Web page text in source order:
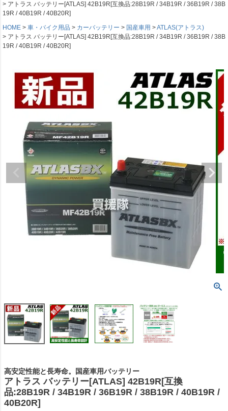
アトラス バッテリー[ATLAS] 42B19R[互換品:28B19R / 34B19R / 36B19R / 38B
19R / 40B19R / 40B20R]
HOME
車・バイク用品 カーバッテリー 国産車用
ATLAS(アトラス)
アトラス バッテリー[ATLAS] 42B19R[互換品:28B19R / 34B19R / 36B19R / 38B
19R / 40B19R / 40B20R]
高安定性能と長寿命。国産車用バッテリー
アトラス バッテリー[ATLAS] 42B19R[互換
品:28B19R / 34B19R / 36B19R / 38B19R / 40B19R /
40B20R]